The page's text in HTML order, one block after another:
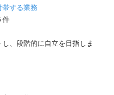
帯する業務
件
、段階的に自立を目指しま